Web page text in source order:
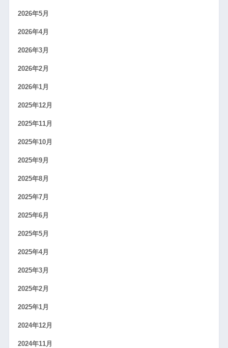
2026年5月
2026年4月
2026年3月
2026年2月
2026年1月
2025年12月
2025年11月
2025年10月
2025年9月
2025年8月
2025年7月
2025年6月
2025年5月
2025年4月
2025年3月
2025年2月
2025年1月
2024年12月
2024年11月